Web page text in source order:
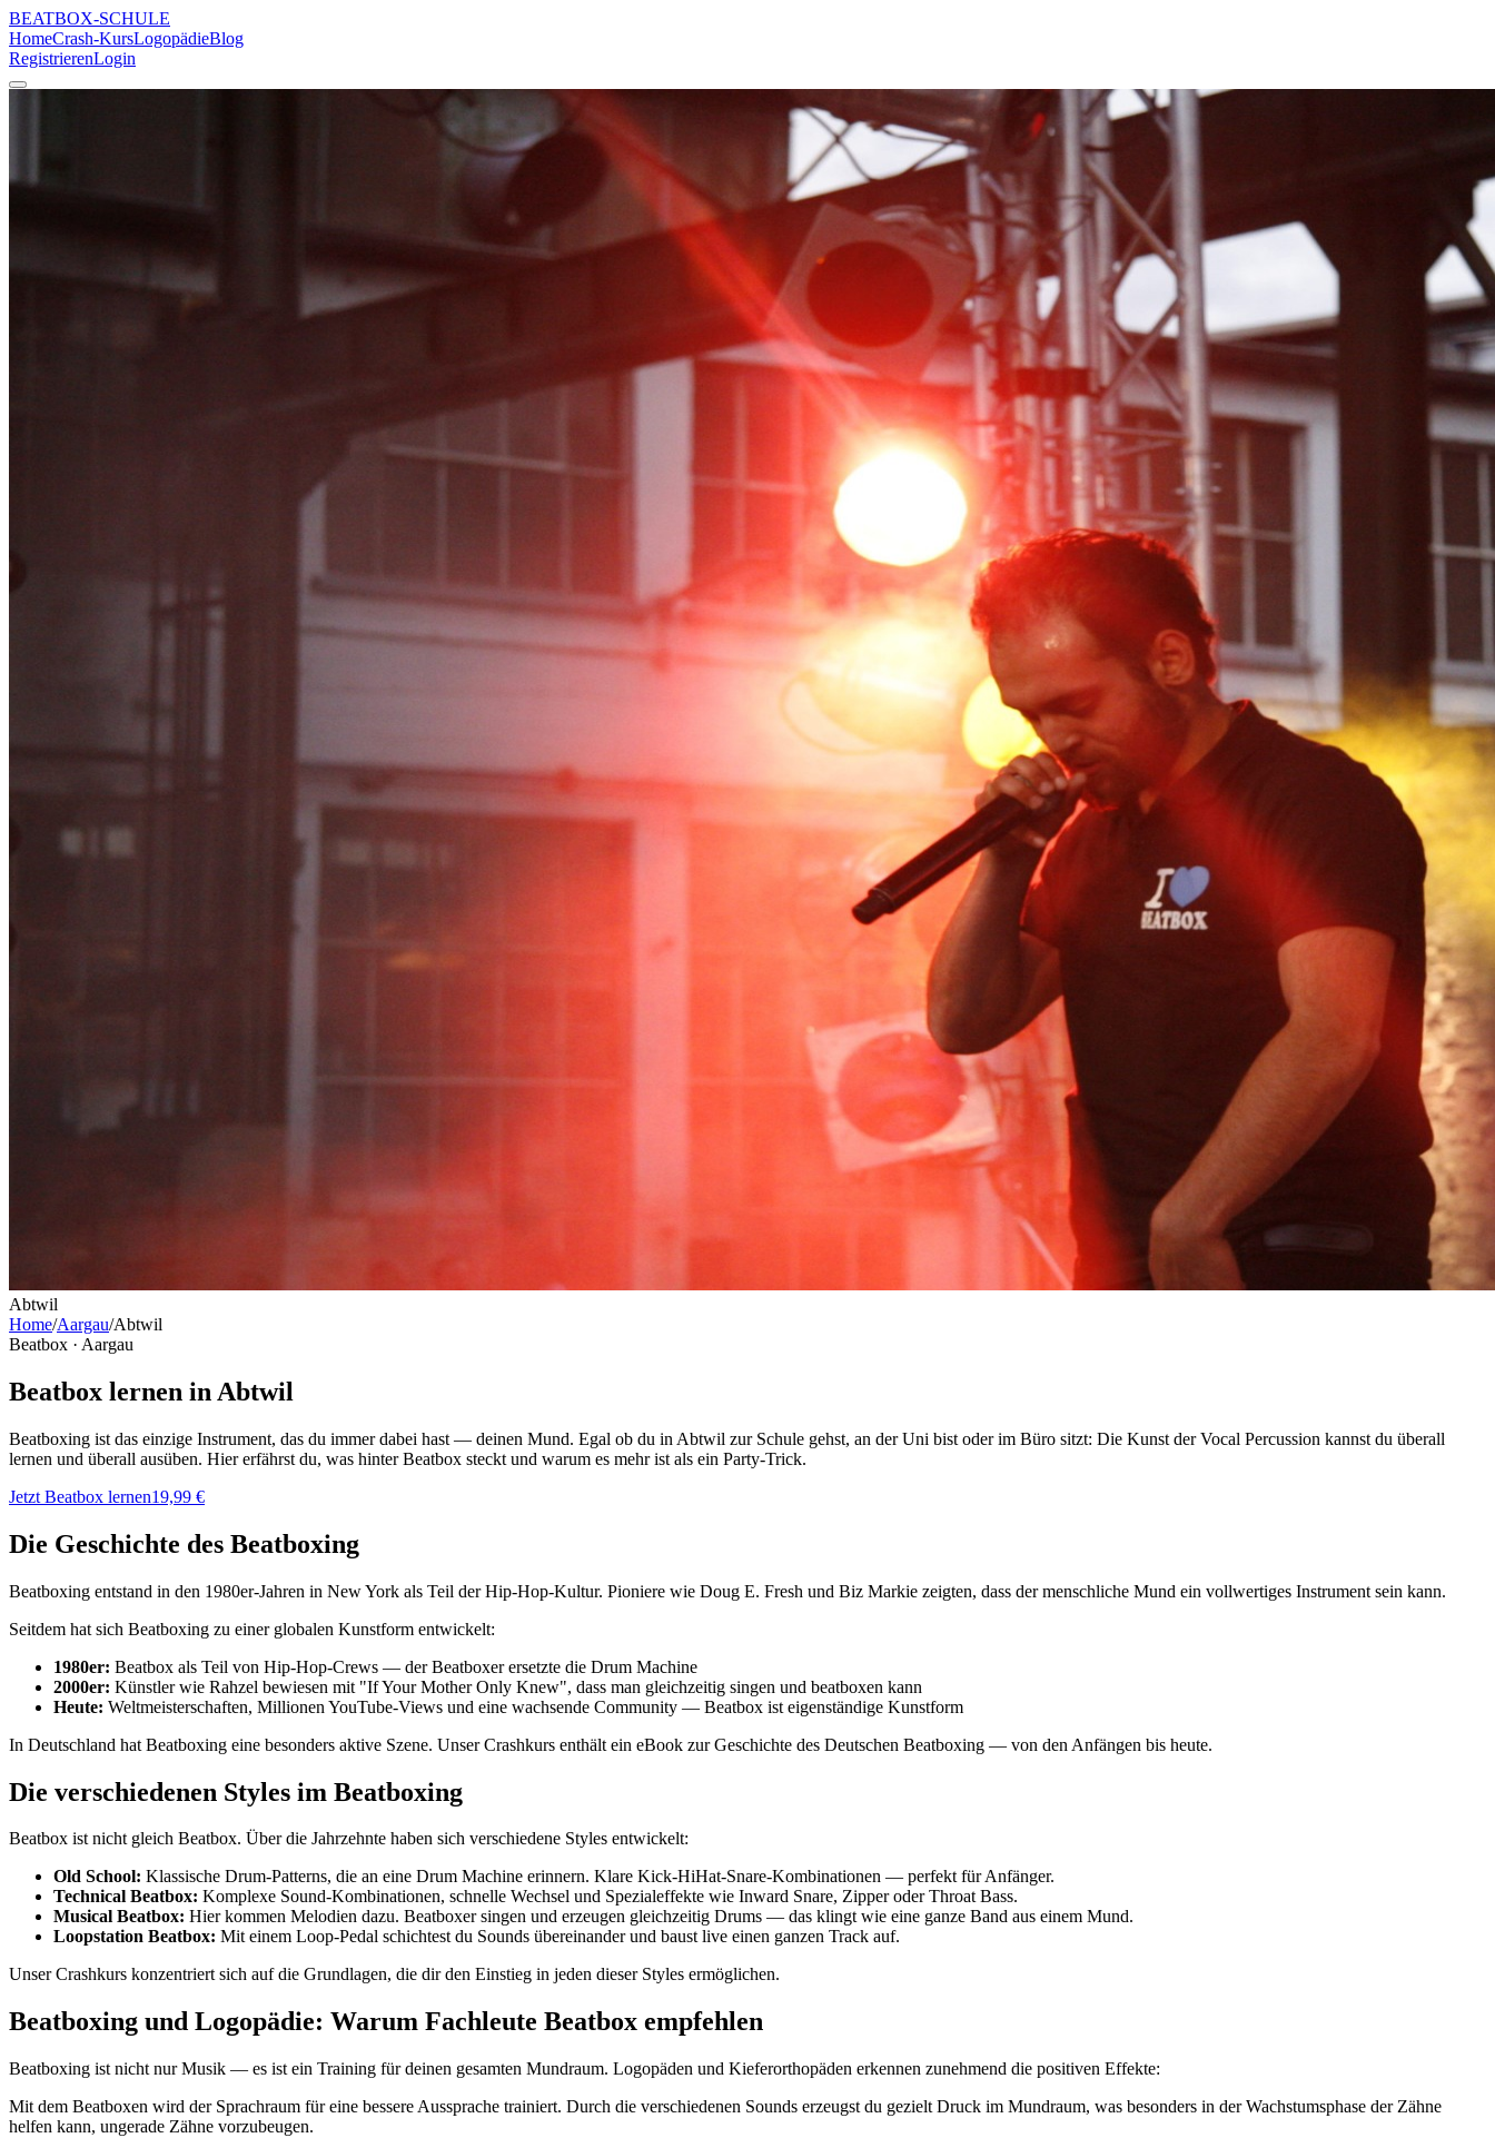
BEATBOX-SCHULE
HomeCrash-KursLogopädieBlog
RegistrierenLogin
Abtwil
Home/Aargau/Abtwil
Beatbox · Aargau
Beatbox lernen in Abtwil
Beatboxing ist das einzige Instrument, das du immer dabei hast — deinen Mund. Egal ob du in Abtwil zur Schule gehst, an der Uni bist oder im Büro sitzt: Die Kunst der Vocal Percussion kannst du überall
lernen und überall ausüben. Hier erfährst du, was hinter Beatbox steckt und warum es mehr ist als ein Party-Trick.
Jetzt Beatbox lernen19,99 €
Die Geschichte des Beatboxing
Beatboxing entstand in den 1980er-Jahren in New York als Teil der Hip-Hop-Kultur. Pioniere wie Doug E. Fresh und Biz Markie zeigten, dass der menschliche Mund ein vollwertiges Instrument sein kann.
Seitdem hat sich Beatboxing zu einer globalen Kunstform entwickelt:
1980er: Beatbox als Teil von Hip-Hop-Crews — der Beatboxer ersetzte die Drum Machine
2000er: Künstler wie Rahzel bewiesen mit "If Your Mother Only Knew", dass man gleichzeitig singen und beatboxen kann
Heute: Weltmeisterschaften, Millionen YouTube-Views und eine wachsende Community — Beatbox ist eigenständige Kunstform
In Deutschland hat Beatboxing eine besonders aktive Szene. Unser Crashkurs enthält ein eBook zur Geschichte des Deutschen Beatboxing — von den Anfängen bis heute.
Die verschiedenen Styles im Beatboxing
Beatbox ist nicht gleich Beatbox. Über die Jahrzehnte haben sich verschiedene Styles entwickelt:
Old School: Klassische Drum-Patterns, die an eine Drum Machine erinnern. Klare Kick-HiHat-Snare-Kombinationen — perfekt für Anfänger.
Technical Beatbox: Komplexe Sound-Kombinationen, schnelle Wechsel und Spezialeffekte wie Inward Snare, Zipper oder Throat Bass.
Musical Beatbox: Hier kommen Melodien dazu. Beatboxer singen und erzeugen gleichzeitig Drums — das klingt wie eine ganze Band aus einem Mund.
Loopstation Beatbox: Mit einem Loop-Pedal schichtest du Sounds übereinander und baust live einen ganzen Track auf.
Unser Crashkurs konzentriert sich auf die Grundlagen, die dir den Einstieg in jeden dieser Styles ermöglichen.
Beatboxing und Logopädie: Warum Fachleute Beatbox empfehlen
Beatboxing ist nicht nur Musik — es ist ein Training für deinen gesamten Mundraum. Logopäden und Kieferorthopäden erkennen zunehmend die positiven Effekte:
Mit dem Beatboxen wird der Sprachraum für eine bessere Aussprache trainiert. Durch die verschiedenen Sounds erzeugst du gezielt Druck im Mundraum, was besonders in der Wachstumsphase der Zähne
helfen kann, ungerade Zähne vorzubeugen.